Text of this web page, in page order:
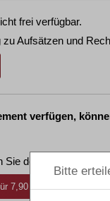
frei verfügbar.
Aufsätzen und
verfügen,
Sie den gewünschten
7,90 € inkl. 7 % MwSt.